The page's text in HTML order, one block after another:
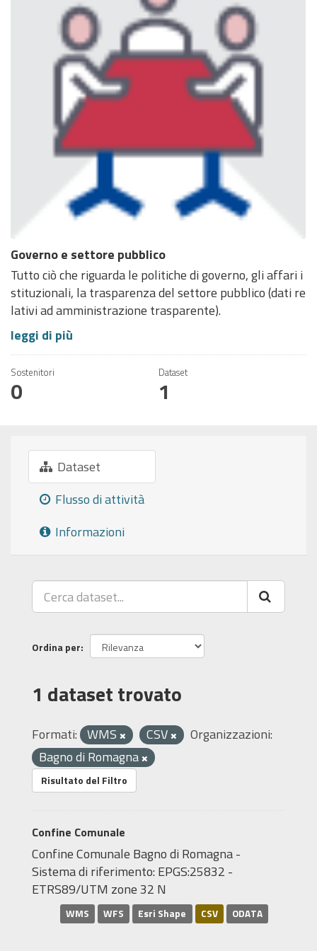
Governo e settore pubblico
Tutto ciò che riguarda le politiche di governo, gli affari i
stituzionali, la trasparenza del settore pubblico (dati re
lativi ad amministrazione trasparente).
leggi di più
Sostenitori
0
Dataset
1
Dataset
Flusso di attività
Informazioni
Ordina per
1 dataset trovato
Formati: WMS CSV
Organizzazioni:
Bagno di Romagna
Risultato del Filtro
Confine Comunale
Confine Comunale Bagno di Romagna -
Sistema di riferimento: EPGS:25832 -
ETRS89/UTM zone 32 N
WMS WFS Esri Shape CSV ODATA